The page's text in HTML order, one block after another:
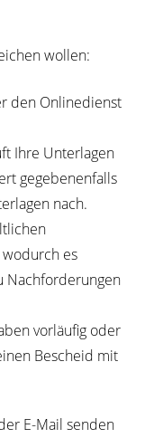
wollen:
den Onlinedienst
Ihre Unterlagen
gegebenenfalls
nach.
es
Nachforderungen
vorläufig oder
Bescheid mit
E-Mail senden